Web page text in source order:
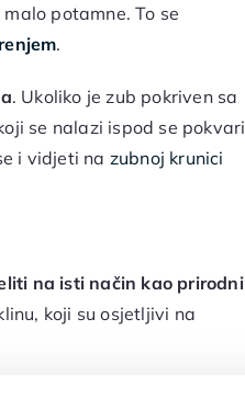
potamne. To se
.
. Ukoliko je zub pokriven sa
se nalazi ispod se pokvari
i vidjeti na zubnoj krunici
na isti način kao prirodni
koji su osjetljivi na
je vanjskih